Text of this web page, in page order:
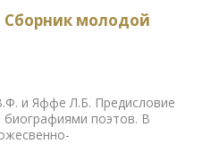
Сборник молодой
и Яффе Л.Б. Предисловие
поэтов. В